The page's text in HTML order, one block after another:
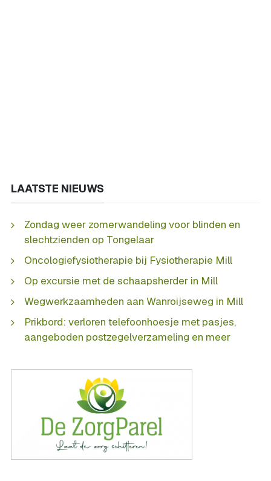
LAATSTE NIEUWS
Zondag weer zomerwandeling voor blinden en
slechtzienden op Tongelaar
Oncologiefysiotherapie bij Fysiotherapie Mill
Op excursie met de schaapsherder in Mill
Wegwerkzaamheden aan Wanroijseweg in Mill
Prikbord: verloren telefoonhoesje met pasjes,
aangeboden postzegelverzameling en meer